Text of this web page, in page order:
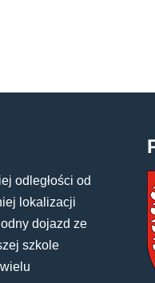
odległości od
lokalizacji
dojazd ze
szkole